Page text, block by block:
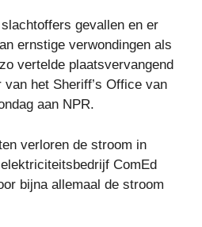
gevallen en er
ernstige verwondingen als
vertelde plaatsvervangend
van het Sheriff’s Office van
aan NPR.
verloren de stroom in
ComEd
bijna allemaal de stroom